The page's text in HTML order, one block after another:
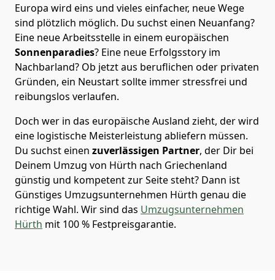
Europa wird eins und vieles einfacher, neue Wege
sind plötzlich möglich. Du suchst einen Neuanfang?
Eine neue Arbeitsstelle in einem europäischen
Sonnenparadies? Eine neue Erfolgsstory im
Nachbarland? Ob jetzt aus beruflichen oder privaten
Gründen, ein Neustart sollte immer stressfrei und
reibungslos verlaufen.
Doch wer in das europäische Ausland zieht, der wird
eine logistische Meisterleistung abliefern müssen.
Du suchst einen zuverlässigen Partner, der Dir bei
Deinem Umzug von Hürth nach Griechenland
günstig und kompetent zur Seite steht? Dann ist
Günstiges Umzugsunternehmen Hürth genau die
richtige Wahl. Wir sind das Umzugsunternehmen
Hürth mit 100 % Festpreisgarantie.